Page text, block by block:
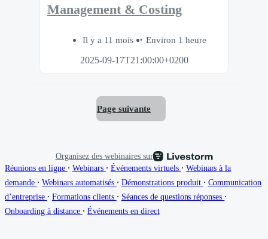
Management & Costing
Il y a 11 mois
Environ 1 heure
2025-09-17T21:00:00+0200
Page suivante
Organisez des webinaires sur
Réunions en ligne ∙ Webinars ∙ Événements virtuels ∙ Webinars à la
demande ∙ Webinars automatisés ∙ Démonstrations produit ∙ Communication
d’entreprise ∙ Formations clients ∙ Séances de questions réponses ∙
Onboarding à distance ∙ Événements en direct